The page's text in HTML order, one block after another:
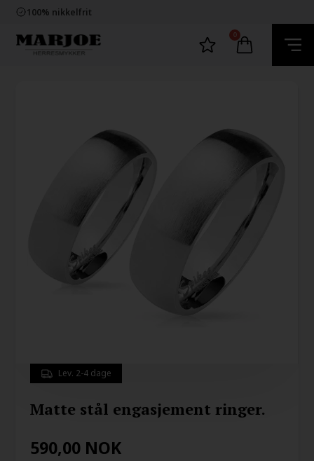
100% nikkelfrit
60 dager bytte & returret
Trygg E-Handel
0
Lev. 2-4 dage
Matte stål engasjement ringer.
590,00 NOK